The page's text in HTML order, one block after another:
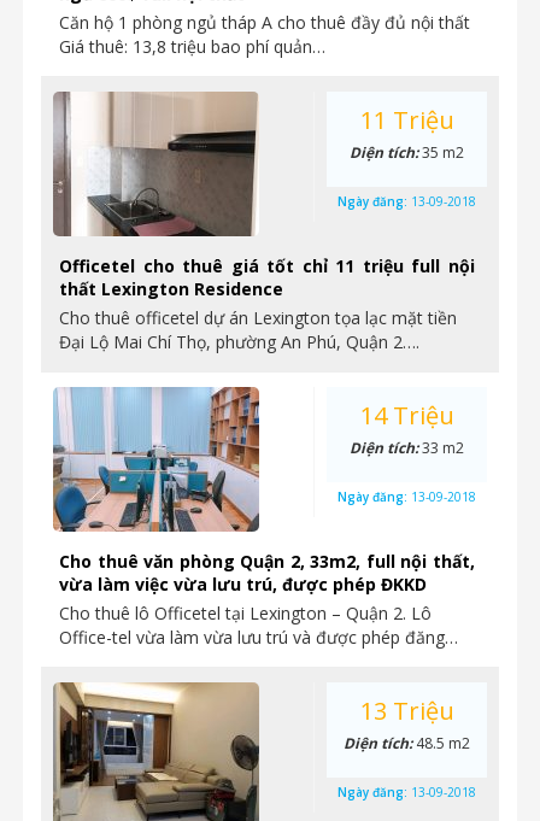
Căn hộ 1 phòng ngủ tháp A cho thuê đầy đủ nội thất
Giá thuê: 13,8 triệu bao phí quản…
Officetel cho thuê giá tốt chỉ 11 triệu full nội
thất Lexington Residence
Cho thuê officetel dự án Lexington tọa lạc mặt tiền
Đại Lộ Mai Chí Thọ, phường An Phú, Quận 2….
11 Triệu
Diện tích:35 m2
Ngày đăng: 13-09-2018
Cho thuê văn phòng Quận 2, 33m2, full nội thất,
vừa làm việc vừa lưu trú, được phép ĐKKD
Cho thuê lô Officetel tại Lexington – Quận 2. Lô
Office-tel vừa làm vừa lưu trú và được phép đăng…
14 Triệu
Diện tích:33 m2
Ngày đăng: 13-09-2018
13 Triệu
Diện tích:48.5 m2
Ngày đăng: 13-09-2018